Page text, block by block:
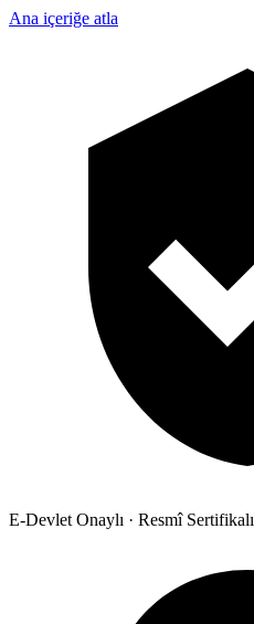
Ana içeriğe atla
E-Devlet Onaylı · Resmî Sertifikalı